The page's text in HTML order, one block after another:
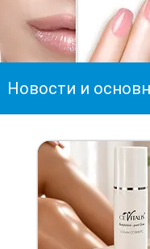
Новости и